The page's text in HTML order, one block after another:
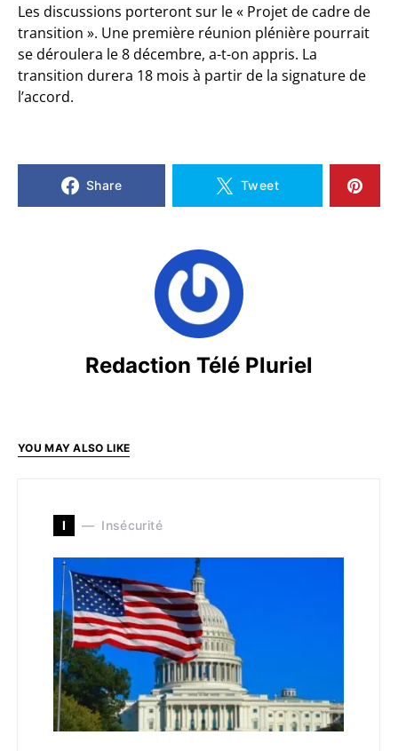
Les discussions porteront sur le « Projet de cadre de
transition ». Une première réunion plénière pourrait
se déroulera le 8 décembre, a-t-on appris. La
transition durera 18 mois à partir de la signature de
l’accord.
Share Tweet
Redaction Télé Pluriel
YOU MAY ALSO LIKE
I Insécurité